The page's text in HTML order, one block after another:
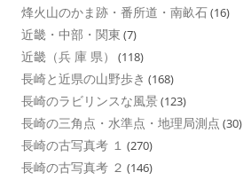
烽火山のかま跡・番所道・南畝石(16)
近畿・中部・関東 (7)
近畿（兵 庫 県） (118)
長崎と近県の山野歩き (168)
長崎のラビリンスな風景 (123)
長崎の三角点・水準点・地理局測点 (30)
長崎の古写真考 １ (270)
長崎の古写真考 ２ (146)